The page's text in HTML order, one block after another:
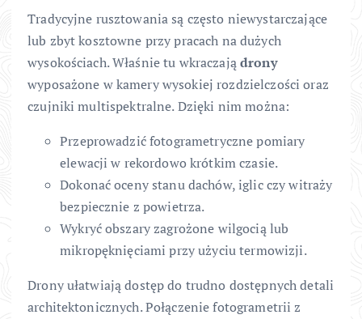
Tradycyjne rusztowania są często niewystarczające
lub zbyt kosztowne przy pracach na dużych
wysokościach. Właśnie tu wkraczajądrony
wyposażone w kamery wysokiej rozdzielczości oraz
czujniki multispektralne. Dzięki nim można:
Przeprowadzić fotogrametryczne pomiary
elewacji w rekordowo krótkim czasie.
Dokonać oceny stanu dachów, iglic czy witraży
bezpiecznie z powietrza.
Wykryć obszary zagrożone wilgocią lub
mikropęknięciami przy użyciu termowizji.
Drony ułatwiają dostęp do trudno dostępnych detali
architektonicznych. Połączenie fotogrametrii z